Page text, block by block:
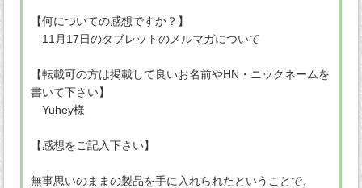
【何についての感想ですか？】
11月17日のタブレットのメルマガについて
【転載可の方は掲載して良いお名前やHN・ニックネームを
書いて下さい】
Yuhey様
【感想をご記入下さい】
無事思いのままの製品を手に入れられたということで、